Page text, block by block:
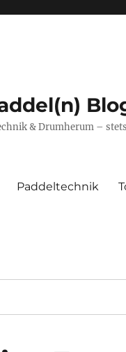
& Drumherum –
Paddeltechnik